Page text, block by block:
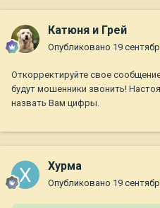
Катюня и Грей
Опубликовано 19
Откорректируйте свое
будут мошенники звонить!
назвать Вам цифры.
Хурма
Опубликовано 19